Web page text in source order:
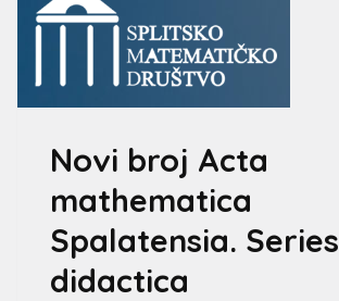
Novi broj Acta
mathematica
Spalatensia. Series
didactica